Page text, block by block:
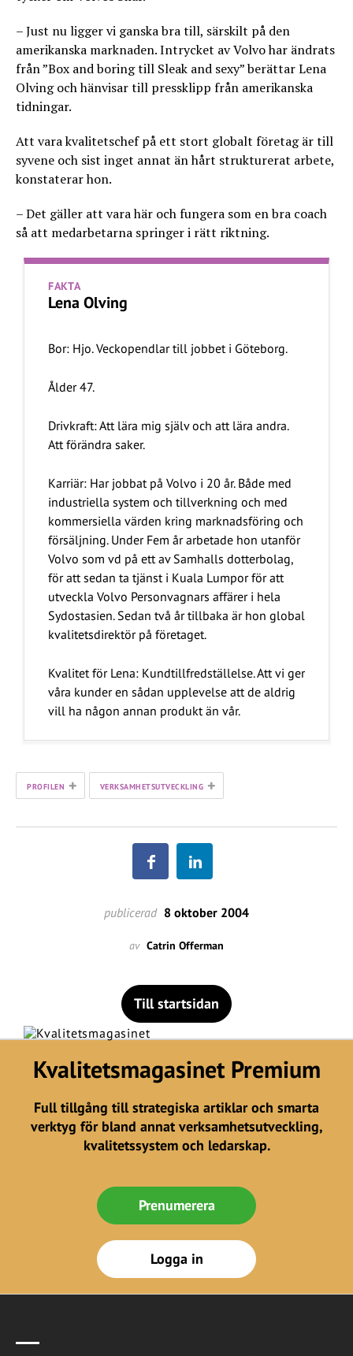
– Just nu ligger vi ganska bra till, särskilt på den
amerikanska marknaden. Intrycket av Volvo har ändrats
från ”Box and boring till Sleak and sexy” berättar Lena
Olving och hänvisar till pressklipp från amerikanska
tidningar.
Att vara kvalitetschef på ett stort globalt företag är till
syvene och sist inget annat än hårt strukturerat arbete,
konstaterar hon.
– Det gäller att vara här och fungera som en bra coach
så att medarbetarna springer i rätt riktning.
FAKTA
Lena Olving
Bor: Hjo. Veckopendlar till jobbet i Göteborg.
Ålder 47.
Drivkraft: Att lära mig själv och att lära andra.
Att förändra saker.
Karriär: Har jobbat på Volvo i 20 år. Både med
industriella system och tillverkning och med
kommersiella värden kring marknadsföring och
försäljning. Under Fem år arbetade hon utanför
Volvo som vd på ett av Samhalls dotterbolag,
för att sedan ta tjänst i Kuala Lumpor för att
utveckla Volvo Personvagnars affärer i hela
Sydostasien. Sedan två år tillbaka är hon global
kvalitetsdirektör på företaget.
Kvalitet för Lena: Kundtillfredställelse. Att vi ger
våra kunder en sådan upplevelse att de aldrig
vill ha någon annan produkt än vår.
PROFILEN + VERKSAMHETSUTVECKLING +
publicerad 8 oktober 2004
av Catrin Offerman
Till startsidan
Kvalitetsmagasinet Premium
Full tillgång till strategiska artiklar och smarta
verktyg för bland annat verksamhetsutveckling,
kvalitetssystem och ledarskap.
Prenumerera
Logga in